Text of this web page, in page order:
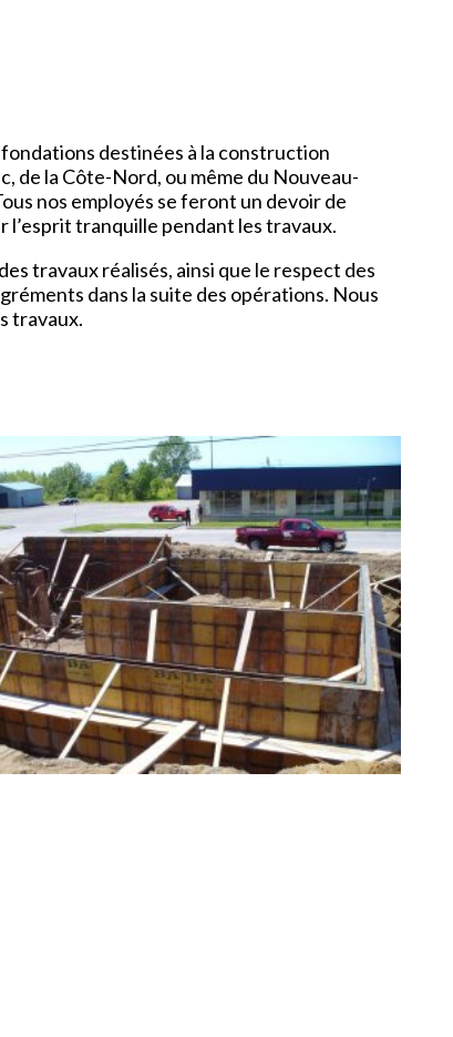
destinées à la construction
de la Côte-Nord, ou même du Nouveau-
nos employés se feront un devoir de
l’esprit tranquille pendant les travaux.
travaux réalisés, ainsi que le respect des
dans la suite des opérations. Nous
travaux.